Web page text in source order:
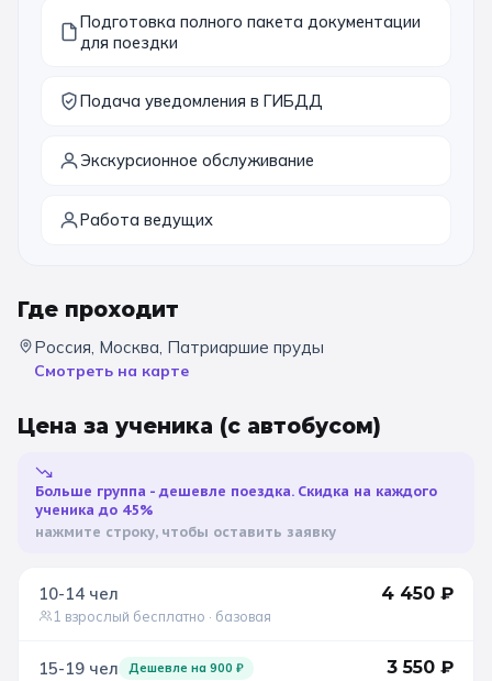
7 класс
9 класс 10 класс
11 класс
📚 ПО ПРЕДМЕТАМ
Все предметы
🏛️ МУЗЕИ
Музей космонавтики
📍 ПО ГОРОДАМ
Москва
Санкт-Петербург
Подготовка полного пакета документации
для поездки
Подача уведомления в ГИБДД
Экскурсионное обслуживание
Работа ведущих
Где проходит
Россия, Москва, Патриаршие пруды
Смотреть на карте
Цена за ученика (с автобусом)
Больше группа - дешевле поездка. Скидка на каждого
ученика до 45%
нажмите строку, чтобы оставить заявку
10-14 чел
1 взрослый бесплатно · базовая
4 450 ₽
15-19 чел Дешевле на 900 ₽ 3 550 ₽